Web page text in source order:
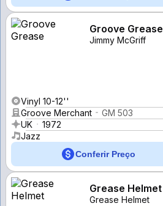
Groove Grease
Jimmy McGriff
Vinyl 10-12''
Groove Merchant
GM 503
UK
1972
Jazz
Conferir Preço
Grease Helmet
Grease Helmet